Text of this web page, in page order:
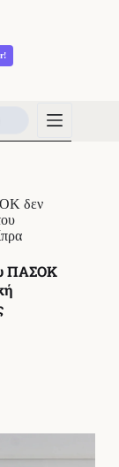
δεν
ΠΑΣΟΚ